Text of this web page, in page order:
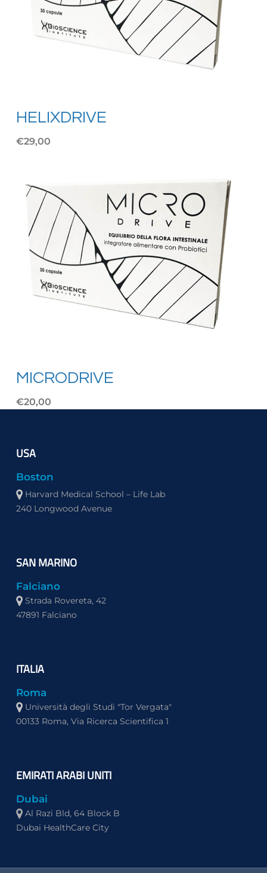
HELIXDRIVE
€29,00
MICRODRIVE
€20,00
USA
Boston
Harvard Medical School – Life Lab
240 Longwood Avenue
SAN MARINO
Falciano
Strada Rovereta, 42
47891 Falciano
ITALIA
Roma
Università degli Studi "Tor Vergata"
00133 Roma, Via Ricerca Scientifica 1
EMIRATI ARABI UNITI
Dubai
Al Razi Bld, 64 Block B
Dubai HealthCare City